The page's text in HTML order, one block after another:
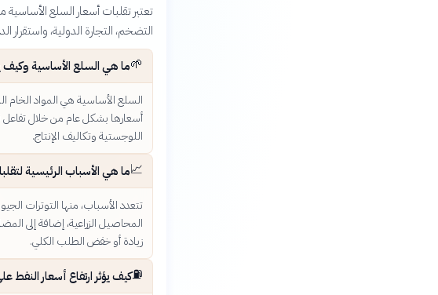
تعتبر تقلبات أسعار السلع
التضخم، التجارة الدولية، واستقرار
🌱ما هي السلع الأساسية
السلع الأساسية هي المواد الخام
أسعارها بشكل عام من خلال تفاعل
اللوجستية وتكاليف الإنتاج.
📈ما هي الأسباب الرئيسية
تتعدد الأسباب، منها التوترات
المحاصيل الزراعية، إضافة إلى
زيادة أو خفض الطلب الكلي.
⛽كيف يؤثر ارتفاع أسعار